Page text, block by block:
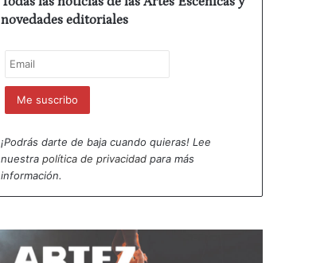
novedades editoriales
¡Podrás darte de baja cuando quieras! Lee
nuestrapolítica de privacidad para más
información.